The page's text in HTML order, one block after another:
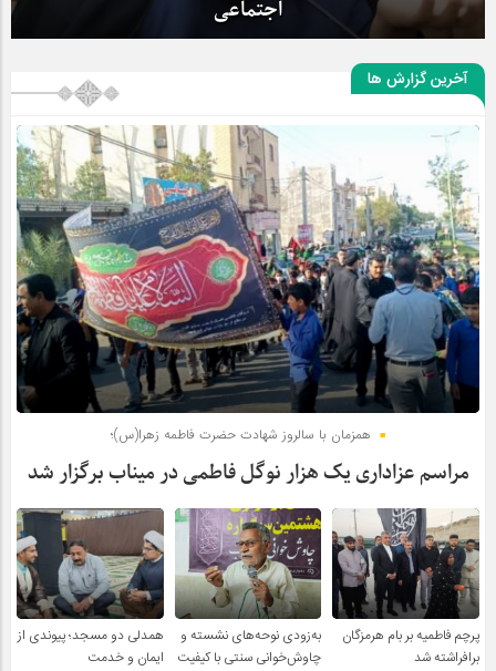
اجتماعی
آخرین گزارش ها
همزمان با سالروز شهادت حضرت فاطمه زهرا(س)؛
مراسم عزاداری یک هزار نوگل فاطمی در میناب برگزار شد
پرچم فاطمیه بر بام هرمزگان
برافراشته شد
به‌زودی نوحه‌های نشسته و
چاوش‌خوانی سنتی با کیفیت
همدلی دو مسجد؛ پیوندی از
ایمان و خدمت